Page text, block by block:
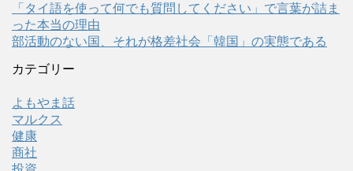
「タイ語を使って何でも質問してください」で言葉が詰ま
った本当の理由
部活動のない国、それが格差社会「韓国」の実態である
カテゴリー
よもやま話
マルクス
健康
商社